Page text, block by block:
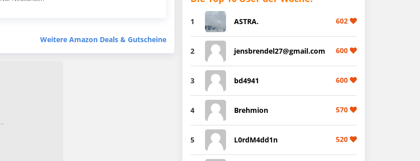
Weitere Amazon Deals & Gutscheine
1 ASTRA. 602
2 jensbrendel27@gmail.com 600
3 bd4941 600
4 Brehmion 570
5 L0rdM4dd1n 520